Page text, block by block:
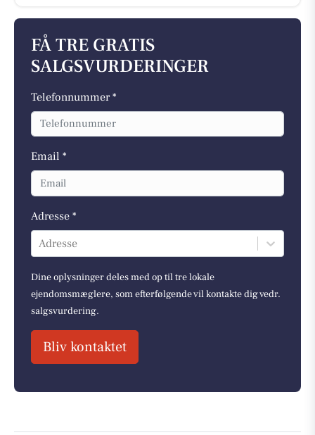
FÅ TRE GRATIS
SALGSVURDERINGER
Telefonnummer *
Email *
Adresse *
Adresse
Dine oplysninger deles med op til tre lokale
ejendomsmæglere, som efterfølgende vil kontakte dig vedr.
salgsvurdering.
Bliv kontaktet